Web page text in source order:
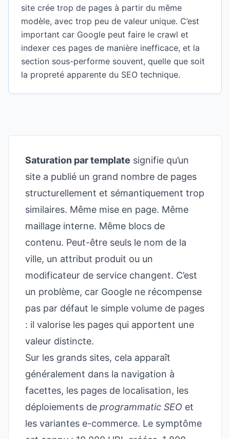
site crée trop de pages à partir du même
modèle, avec trop peu de valeur unique. C’est
important car Google peut faire le crawl et
indexer ces pages de manière inefficace, et la
section sous-performe souvent, quelle que soit
la propreté apparente du SEO technique.
Saturation par template signifie qu’un
site a publié un grand nombre de pages
structurellement et sémantiquement trop
similaires. Même mise en page. Même
maillage interne. Même blocs de
contenu. Peut-être seuls le nom de la
ville, un attribut produit ou un
modificateur de service changent. C’est
un problème, car Google ne récompense
pas par défaut le simple volume de pages
: il valorise les pages qui apportent une
valeur distincte.
Sur les grands sites, cela apparaît
généralement dans la navigation à
facettes, les pages de localisation, les
déploiements de programmatic SEO et
les variantes e-commerce. Le symptôme